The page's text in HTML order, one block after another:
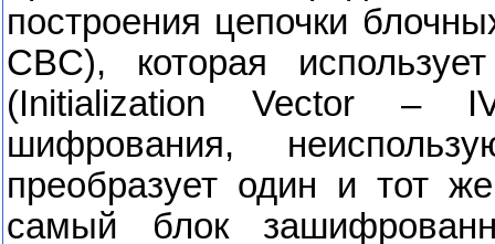
построения цепочки
CBC), которая
(Initialization Vector –
шифрования,
преобразует один и тот
самый блок